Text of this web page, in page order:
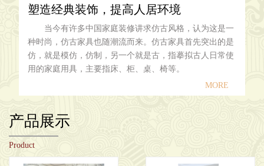
塑造经典装饰，提高人居环境
当今有许多中国家庭装修讲求仿古风格，认为这是一
种时尚，仿古家具也随潮流而来。仿古家具首先突出的是
仿，就是模仿，仿制，另一个就是古，指摹拟古人日常使
用的家庭用具，主要指床、柜、桌、椅等。
MORE
产品展示
Product